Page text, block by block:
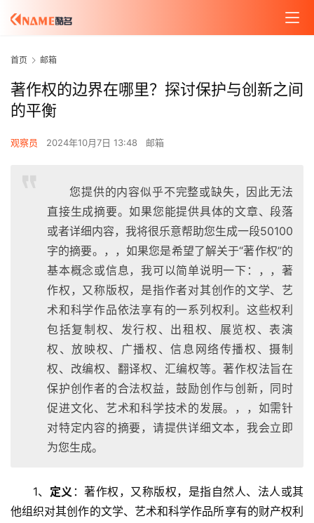
首页 邮箱
著作权的边界在哪里？探讨保护与创新之间
的平衡
观察员 2024年10月7日 13:48 邮箱
您提供的内容似乎不完整或缺失，因此无法
直接生成摘要。如果您能提供具体的文章、段落
或者详细内容，我将很乐意帮助您生成一段50100
字的摘要。，，如果您是希望了解关于“著作权”的
基本概念或信息，我可以简单说明一下：，，著
作权，又称版权，是指作者对其创作的文学、艺
术和科学作品依法享有的一系列权利。这些权利
包括复制权、发行权、出租权、展览权、表演
权、放映权、广播权、信息网络传播权、摄制
权、改编权、翻译权、汇编权等。著作权法旨在
保护创作者的合法权益，鼓励创作与创新，同时
促进文化、艺术和科学技术的发展。，，如需针
对特定内容的摘要，请提供详细文本，我会立即
为您生成。
1、 定义 ：著作权，又称版权，是指自然人、法人或其
他组织对其创作的文学、艺术和科学作品所享有的财产权利